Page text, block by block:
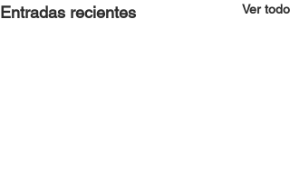
Entradas recientes Ver todo